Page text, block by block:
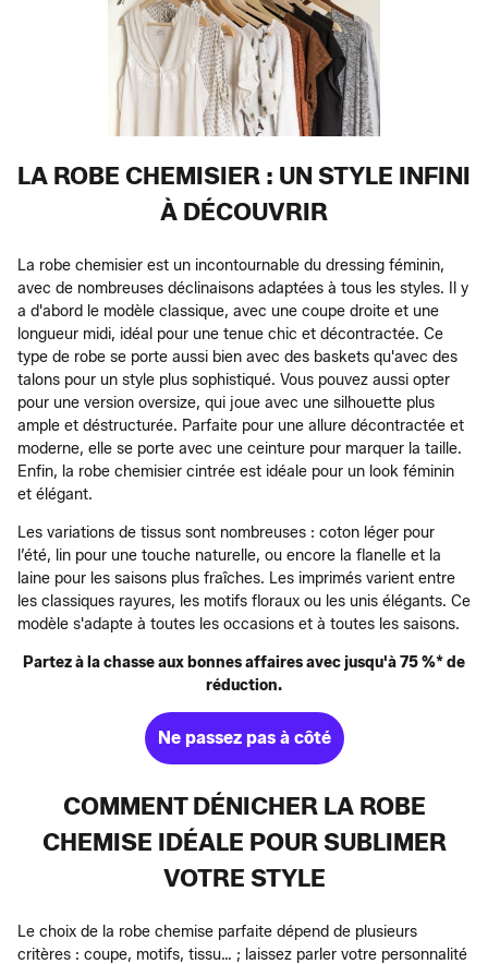
LA ROBE CHEMISIER : UN STYLE INFINI
À DÉCOUVRIR
La robe chemisier est un incontournable du dressing féminin,
avec de nombreuses déclinaisons adaptées à tous les styles. Il y
a d'abord le modèle classique, avec une coupe droite et une
longueur midi, idéal pour une tenue chic et décontractée. Ce
type de robe se porte aussi bien avec des baskets qu'avec des
talons pour un style plus sophistiqué. Vous pouvez aussi opter
pour une version oversize, qui joue avec une silhouette plus
ample et déstructurée. Parfaite pour une allure décontractée et
moderne, elle se porte avec une ceinture pour marquer la taille.
Enfin, la robe chemisier cintrée est idéale pour un look féminin
et élégant.
Les variations de tissus sont nombreuses : coton léger pour
l’été, lin pour une touche naturelle, ou encore la flanelle et la
laine pour les saisons plus fraîches. Les imprimés varient entre
les classiques rayures, les motifs floraux ou les unis élégants. Ce
modèle s'adapte à toutes les occasions et à toutes les saisons.
Partez à la chasse aux bonnes affaires avec jusqu'à 75 %* de
réduction.
Ne passez pas à côté
COMMENT DÉNICHER LA ROBE
CHEMISE IDÉALE POUR SUBLIMER
VOTRE STYLE
Le choix de la robe chemise parfaite dépend de plusieurs
critères : coupe, motifs, tissu… ; laissez parler votre personnalité